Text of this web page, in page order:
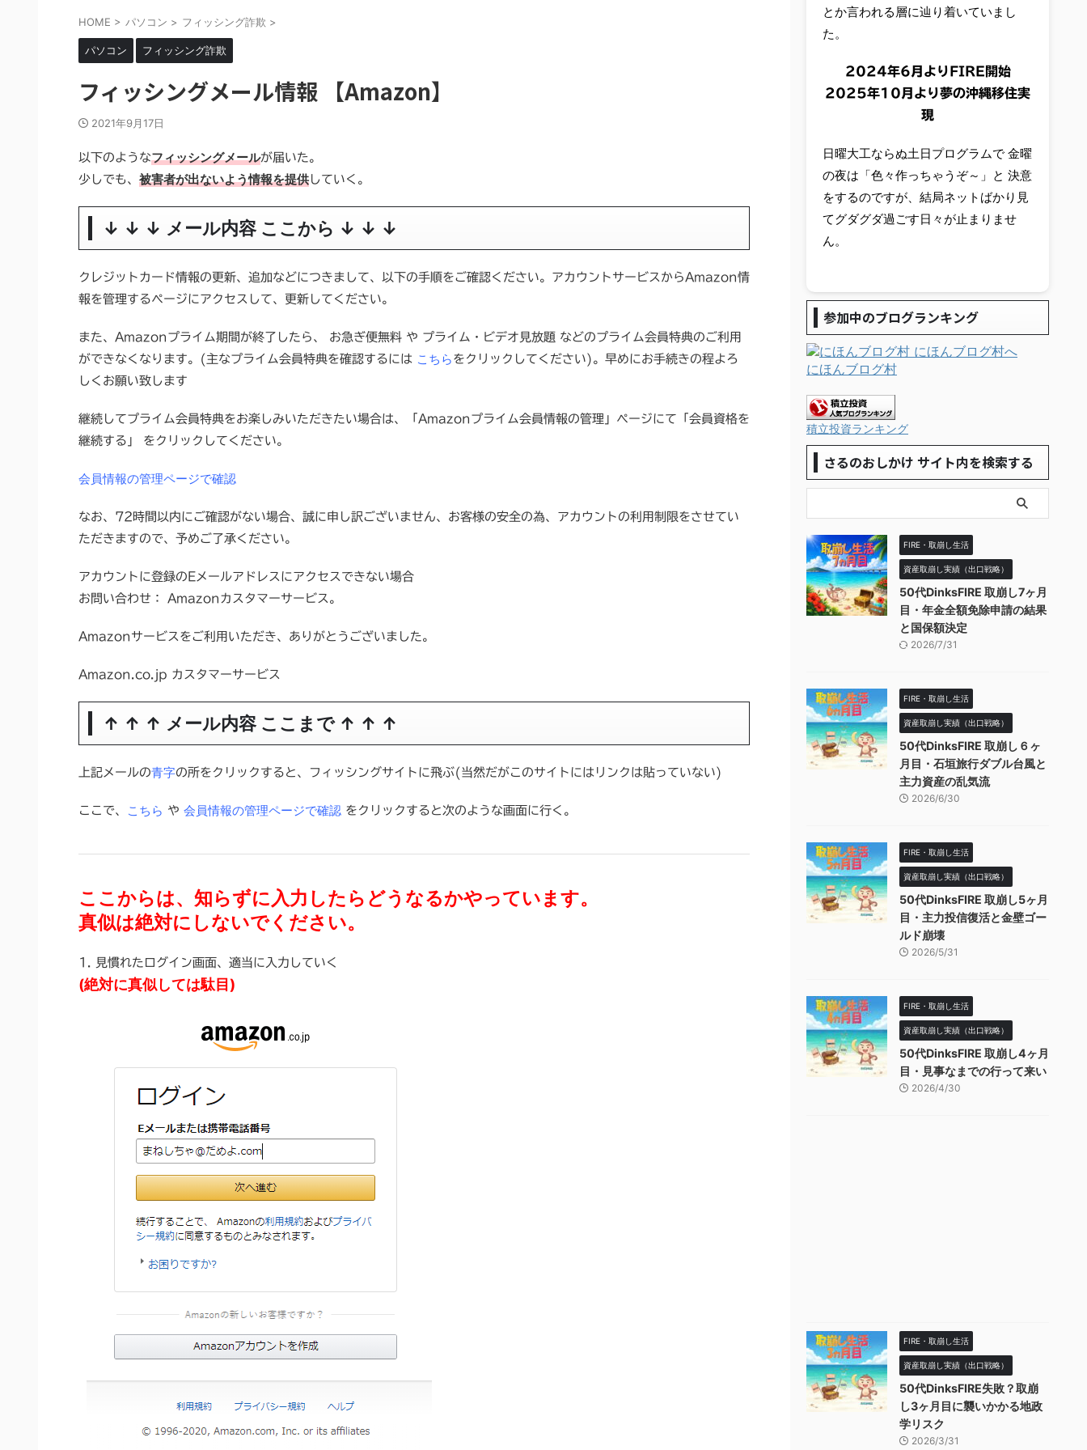
HOME > パソコン > フィッシング詐欺 >
パソコン フィッシング詐欺
フィッシングメール情報 【Amazon】
2021年9月17日
以下のようなフィッシングメールが届いた。
少しでも、 被害者が出ないよう情報を提供 していく。
↓ ↓ ↓ メール内容 ここから ↓ ↓ ↓
クレジットカード情報の更新、追加などにつきまして、以下の手順をご確認ください。アカウントサービスからAmazon情
報を管理するページにアクセスして、更新してください。
また、Amazonプライム期間が終了したら、 お急ぎ便無料 や プライム・ビデオ見放題 などのプライム会員特典のご利用
ができなくなります。(主なプライム会員特典を確認するには こちら をクリックしてください)。早めにお手続きの程よろ
しくお願い致します
継続してプライム会員特典をお楽しみいただきたい場合は、「Amazonプライム会員情報の管理」ページにて「会員資格を
継続する」 をクリックしてください。
会員情報の管理ページで確認
なお、72時間以内にご確認がない場合、誠に申し訳ございません、お客様の安全の為、アカウントの利用制限をさせてい
ただきますので、予めご了承ください。
アカウントに登録のEメールアドレスにアクセスできない場合
お問い合わせ： Amazonカスタマーサービス。
Amazonサービスをご利用いただき、ありがとうございました。
Amazon.co.jp カスタマーサービス
↑ ↑ ↑ メール内容 ここまで ↑ ↑ ↑
上記メールの青字の所をクリックすると、フィッシングサイトに飛ぶ(当然だがこのサイトにはリンクは貼っていない)
ここで、 こちら や 会員情報の管理ページで確認 をクリックすると次のような画面に行く。
ここからは、知らずに入力したらどうなるかやっています。
真似は絶対にしないでください。
1. 見慣れたログイン画面、適当に入力していく
(絶対に真似しては駄目)
とか言われる層に辿り着いていまし
た。
2024年6月よりFIRE開始
2025年10月より夢の沖縄移住実
現
日曜大工ならぬ土日プログラムで 金曜
の夜は「色々作っちゃうぞ～」と 決意
をするのですが、結局ネットばかり見
てグダグダ過ごす日々が止まりませ
ん。
参加中のブログランキング
にほんブログ村
積立投資ランキング
さるのおしかけ サイト内を検索する
FIRE・取崩し生活
資産取崩し実績（出口戦略）
50代DinksFIRE 取崩し7ヶ月
目・年金全額免除申請の結果
と国保額決定
2026/7/31
FIRE・取崩し生活
資産取崩し実績（出口戦略）
50代DinksFIRE 取崩し６ヶ
月目・石垣旅行ダブル台風と
主力資産の乱気流
2026/6/30
FIRE・取崩し生活
資産取崩し実績（出口戦略）
50代DinksFIRE 取崩し5ヶ月
目・主力投信復活と金壁ゴー
ルド崩壊
2026/5/31
FIRE・取崩し生活
資産取崩し実績（出口戦略）
50代DinksFIRE 取崩し4ヶ月
目・見事なまでの行って来い
2026/4/30
FIRE・取崩し生活
資産取崩し実績（出口戦略）
50代DinksFIRE失敗？取崩
し3ヶ月目に襲いかかる地政
学リスク
2026/3/31